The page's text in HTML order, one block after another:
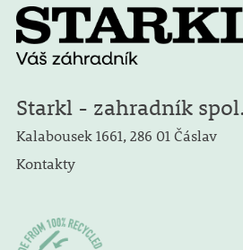
Starkl - zahradník
Kalabousek 1661, 286 01 Čáslav
Kontakty